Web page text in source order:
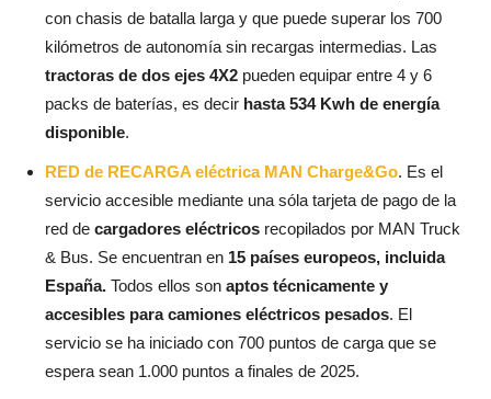
con chasis de batalla larga y que puede superar los 700
kilómetros de autonomía sin recargas intermedias. Las
tractoras de dos ejes 4X2 pueden equipar entre 4 y 6
packs de baterías, es decir hasta 534 Kwh de energía
disponible.
RED de RECARGA eléctrica MAN Charge&Go. Es el
servicio accesible mediante una sóla tarjeta de pago de la
red de cargadores eléctricos recopilados por MAN Truck
& Bus. Se encuentran en 15 países europeos, incluida
España. Todos ellos son aptos técnicamente y
accesibles para camiones eléctricos pesados. El
servicio se ha iniciado con 700 puntos de carga que se
espera sean 1.000 puntos a finales de 2025.